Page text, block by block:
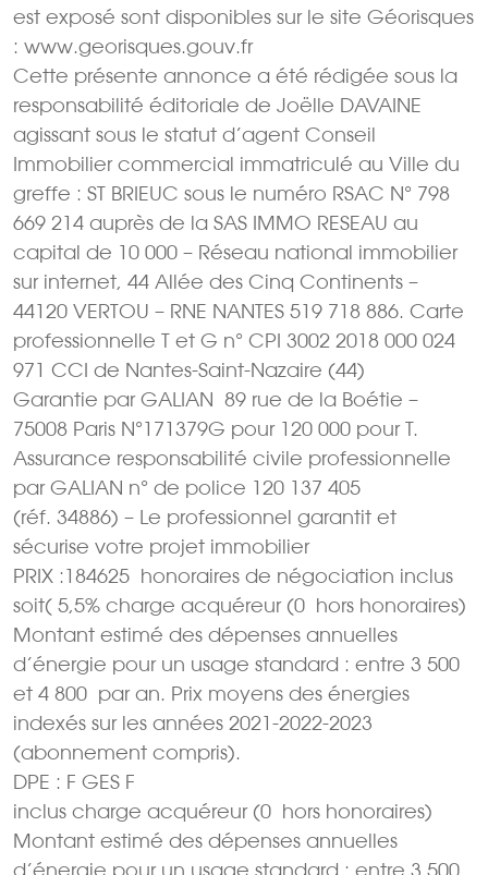
est exposé sont disponibles sur le site Géorisques
: www.georisques.gouv.fr
Cette présente annonce a été rédigée sous la
responsabilité éditoriale de Joëlle DAVAINE
agissant sous le statut d’agent Conseil
Immobilier commercial immatriculé au Ville du
greffe : ST BRIEUC sous le numéro RSAC N° 798
669 214 auprès de la SAS IMMO RESEAU au
capital de 10 000 – Réseau national immobilier
sur internet, 44 Allée des Cinq Continents –
44120 VERTOU – RNE NANTES 519 718 886. Carte
professionnelle T et G n° CPI 3002 2018 000 024
971 CCI de Nantes-Saint-Nazaire (44)
Garantie par GALIAN  89 rue de la Boétie –
75008 Paris N°171379G pour 120 000 pour T.
Assurance responsabilité civile professionnelle
par GALIAN n° de police 120 137 405
(réf. 34886) – Le professionnel garantit et
sécurise votre projet immobilier
PRIX :184625  honoraires de négociation inclus
soit( 5,5% charge acquéreur (0  hors honoraires)
Montant estimé des dépenses annuelles
d’énergie pour un usage standard : entre 3 500 
et 4 800  par an. Prix moyens des énergies
indexés sur les années 2021-2022-2023
(abonnement compris).
DPE : F GES F
inclus charge acquéreur (0  hors honoraires)
Montant estimé des dépenses annuelles
d’énergie pour un usage standard : entre 3 500 